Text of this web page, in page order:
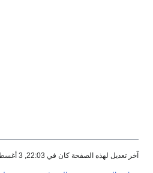
آخر تعديل لهذه الصفحة كان في 22:03, 3 أغسطس 2015.